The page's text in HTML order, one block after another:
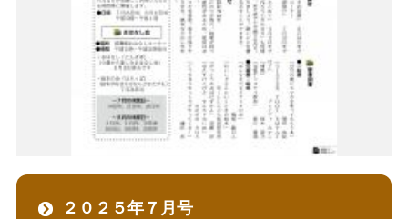
２０２５年７月号